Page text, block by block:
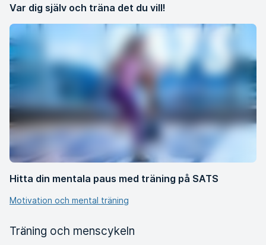
Var dig själv och träna det du vill!
Hitta din mentala paus med träning på SATS
Motivation och mental träning
Träning och menscykeln